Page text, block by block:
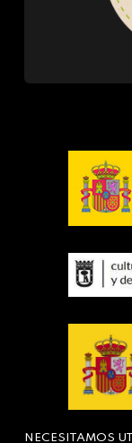
NECESITAMOS